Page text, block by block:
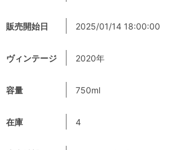
販売開始日 2025/01/14 18:00:00
ヴィンテージ 2020年
容量 750ml
在庫 4